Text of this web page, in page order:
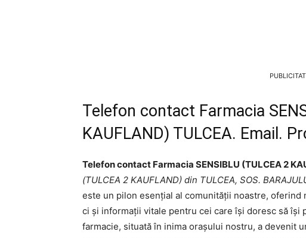
Telefon contact Farmacia
KAUFLAND) TULCEA. Email.
Telefon contact Farmacia SENSIBLU (TULCEA 2
(TULCEA 2 KAUFLAND) din TULCEA, SOS.
este un pilon esențial al comunității noastre, oferind
ci și informații vitale pentru cei care își doresc să își
farmacie, situată în inima orașului nostru, a devenit